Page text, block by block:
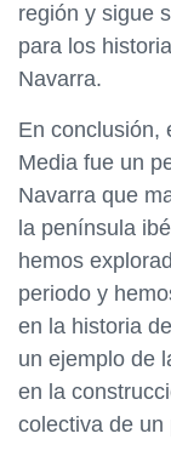
región y sigue
para los
Navarra.
En conclusión,
Media fue un
Navarra que
la península
hemos
periodo y
en la historia
un ejemplo de
en la
colectiva de un